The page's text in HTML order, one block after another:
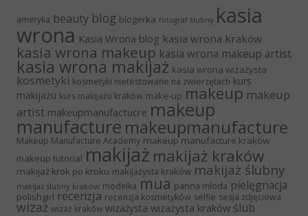
ameryka beauty blog blogerka fotograf ślubny kasia
wrona Kasia Wrona blog kasia wrona kraków
kasia wrona makeup kasia wrona makeup artist
kasia wrona makijaż kasia wrona wizażysta
kosmetyki kosmetyki nietestowane na zwierzętach kurs
makijażu kurs makijażu kraków make-up makeup makeup
artist makeupmanufactucre makeup
manufacture makeupmanufacture
Makeup Manufacture Academy makeup manufacture kraków
makeup tutorial makijaż makijaż kraków
makijaż krok po kroku makijażysta kraków makijaż ślubny
makijaż ślubny kraków modelka mua panna młoda pielęgnacja
polishgirl recenzja recenzja kosmetyków selfie sesja zdjęciowa
wizaż wizaż kraków wizażysta wizażysta kraków ślub